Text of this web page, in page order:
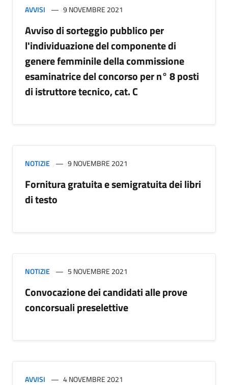
AVVISI 9 NOVEMBRE 2021
Avviso di sorteggio pubblico per
l'individuazione del componente di
genere femminile della commissione
esaminatrice del concorso per n° 8 posti
di istruttore tecnico, cat. C
NOTIZIE 9 NOVEMBRE 2021
Fornitura gratuita e semigratuita dei libri
di testo
NOTIZIE 5 NOVEMBRE 2021
Convocazione dei candidati alle prove
concorsuali preselettive
AVVISI 4 NOVEMBRE 2021